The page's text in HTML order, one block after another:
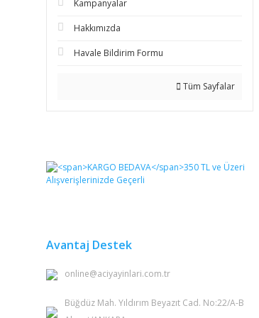
Kampanyalar
Hakkımızda
Havale Bildirim Formu
Tüm Sayfalar
Avantaj Destek
online@aciyayinlari.com.tr
Büğdüz Mah. Yıldırım Beyazıt Cad. No:22/A-B